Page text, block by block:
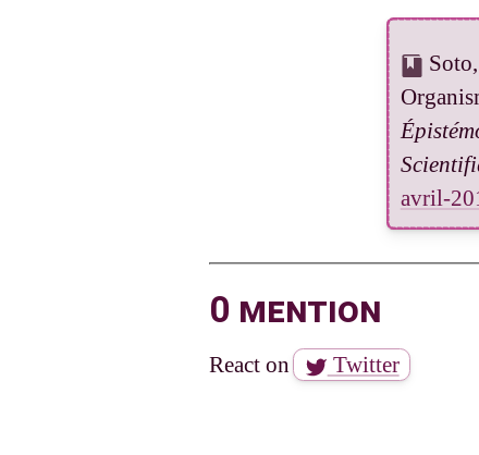
avril-
0 mention
React on Twitter